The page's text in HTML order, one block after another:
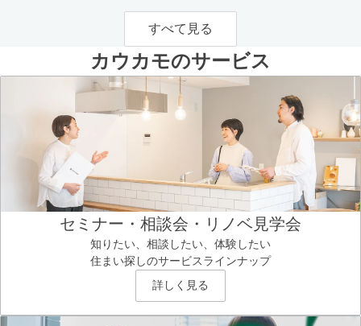
すべて見る
カウカモのサービス
セミナー・相談会・リノベ見学会
知りたい、相談したい、体験したい
住まい探しのサービスラインナップ
詳しく見る